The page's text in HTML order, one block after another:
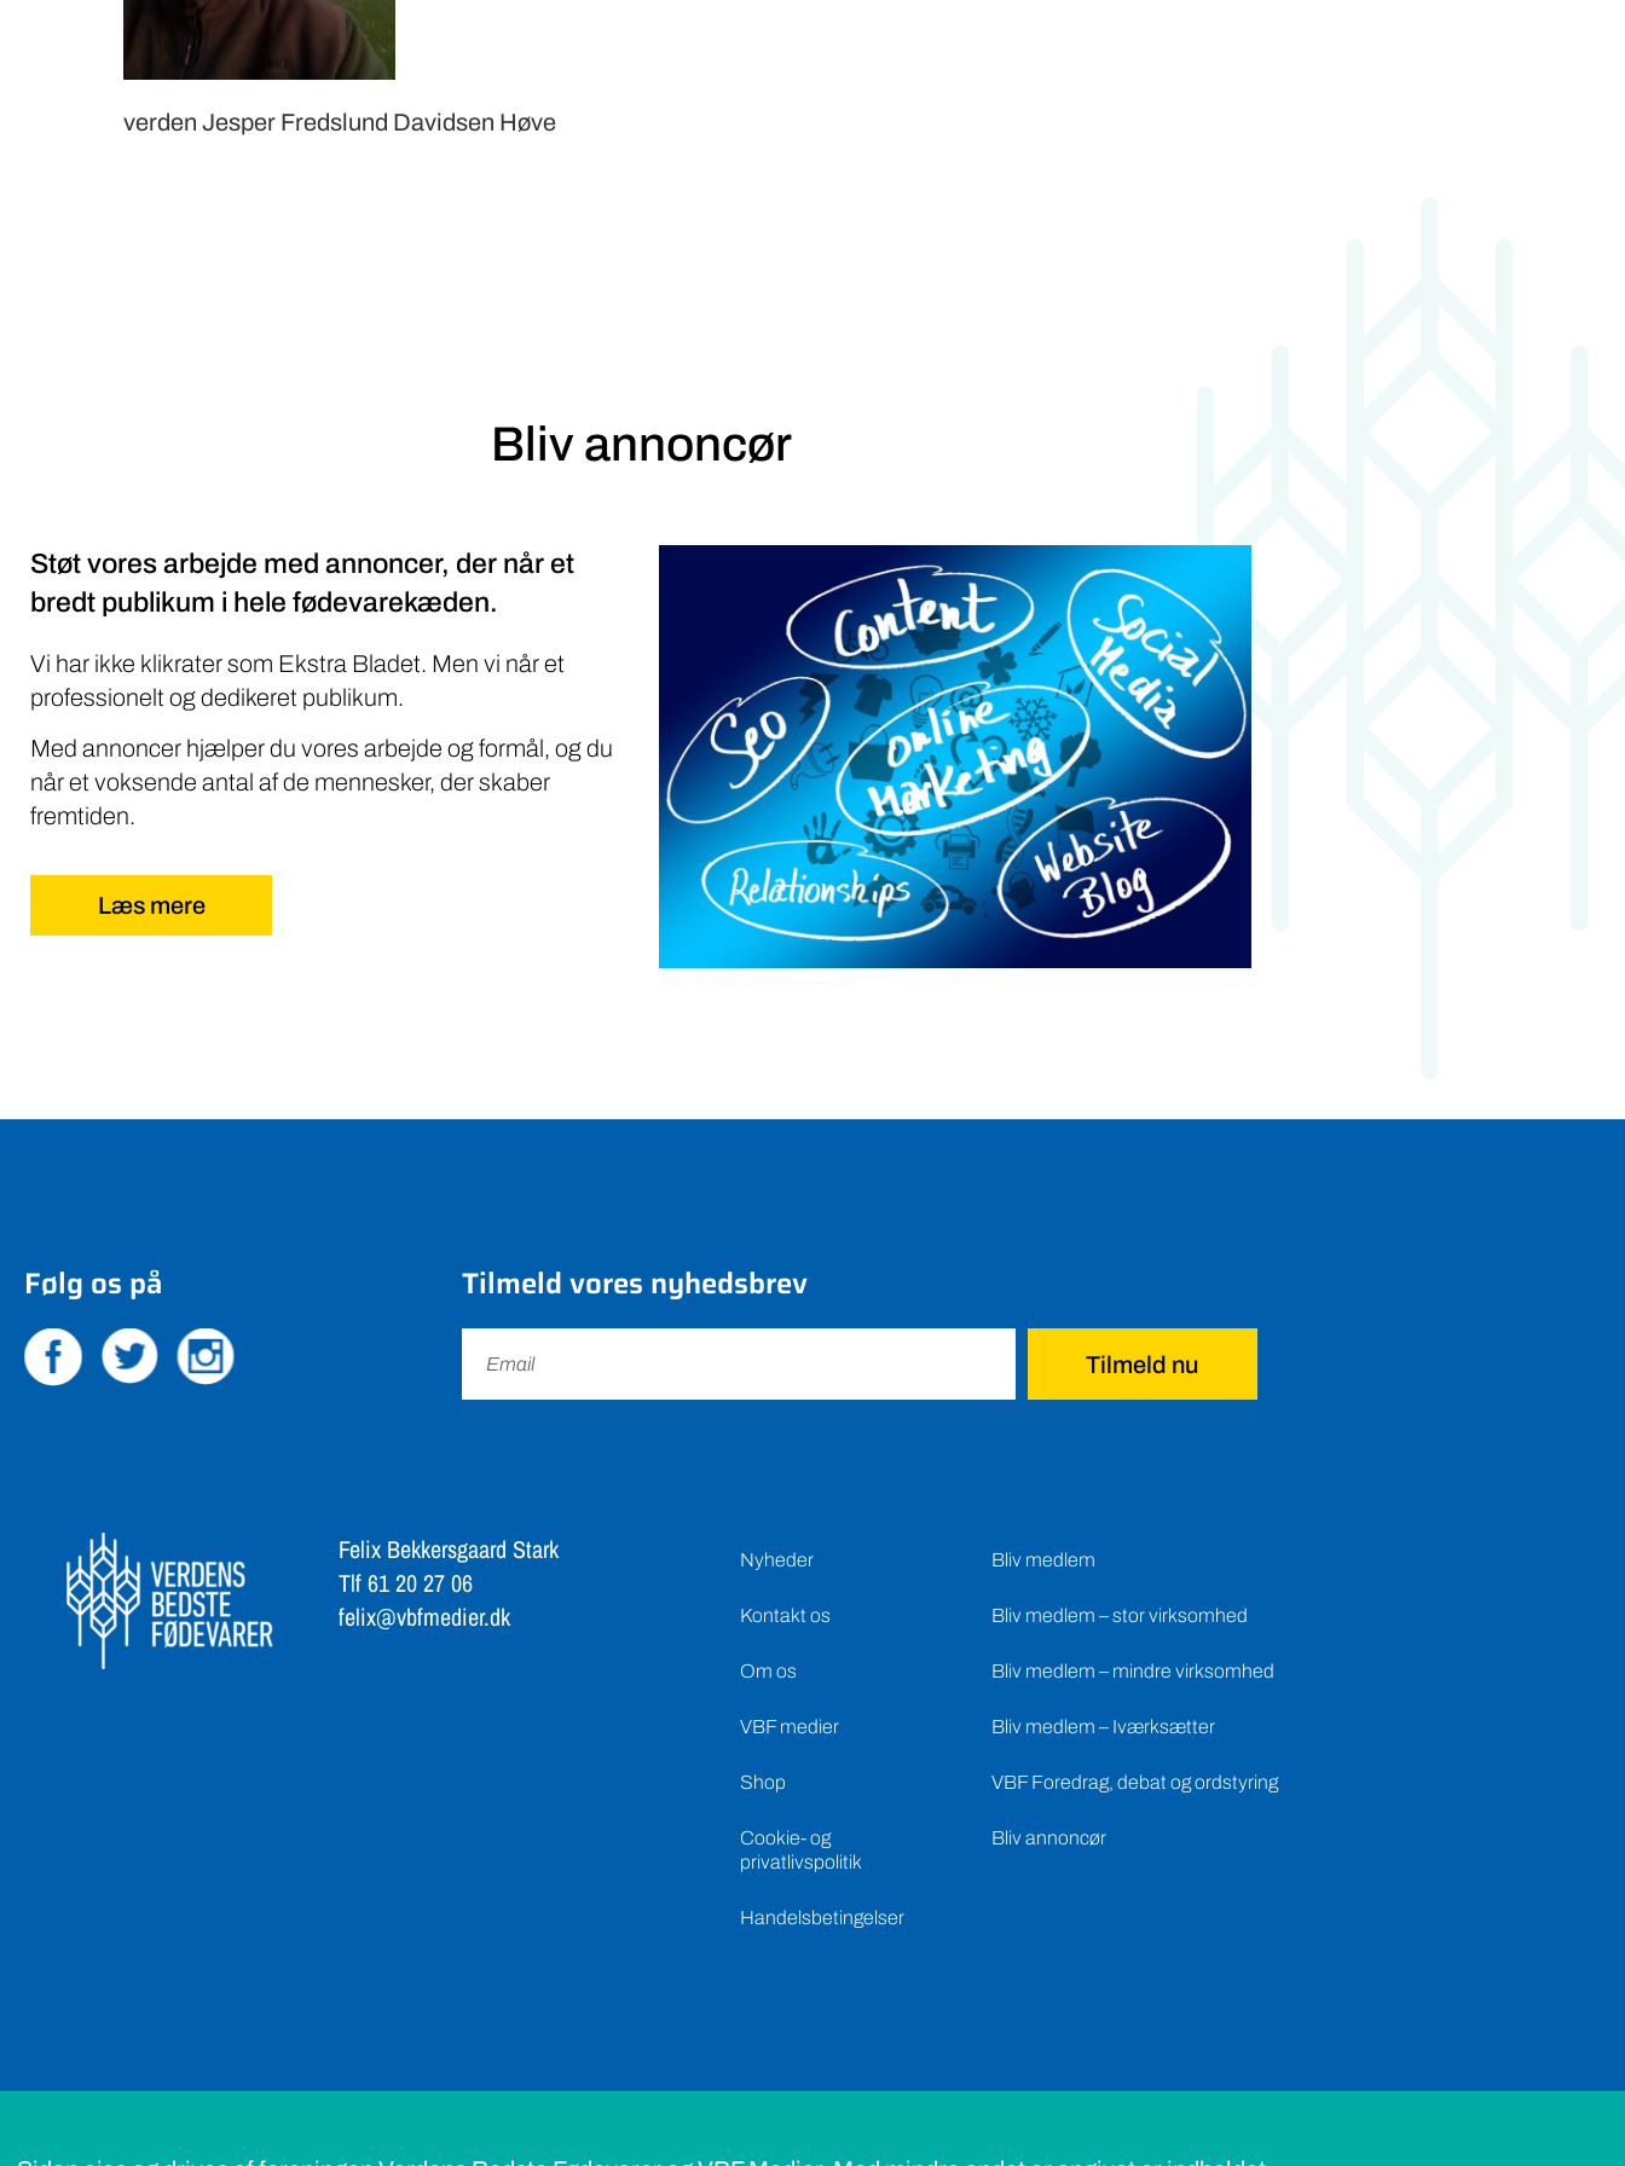
verden Jesper Fredslund Davidsen Høve
Bliv annoncør
Støt vores arbejde med annoncer, der når et
bredt publikum i hele fødevarekæden.
Vi har ikke klikrater som Ekstra Bladet. Men vi når et
professionelt og dedikeret publikum.
Med annoncer hjælper du vores arbejde og formål, og du
når et voksende antal af de mennesker, der skaber
fremtiden.
Læs mere
Følg os på Tilmeld vores nyhedsbrev
Tilmeld nu
Felix Bekkersgaard Stark
Tlf 61 20 27 06
felix@vbfmedier.dk
Nyheder
Kontakt os
Om os
VBF medier
Shop
Cookie- og
privatlivspolitik
Handelsbetingelser
Bliv medlem
Bliv medlem – stor virksomhed
Bliv medlem – mindre virksomhed
Bliv medlem – Iværksætter
VBF Foredrag, debat og ordstyring
Bliv annoncør